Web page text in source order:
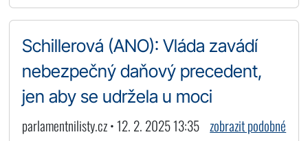
Schillerová (ANO): Vláda zavádí
nebezpečný daňový precedent,
jen aby se udržela u moci
parlamentnilisty.cz • 12. 2. 2025 13:35 zobrazit podobné